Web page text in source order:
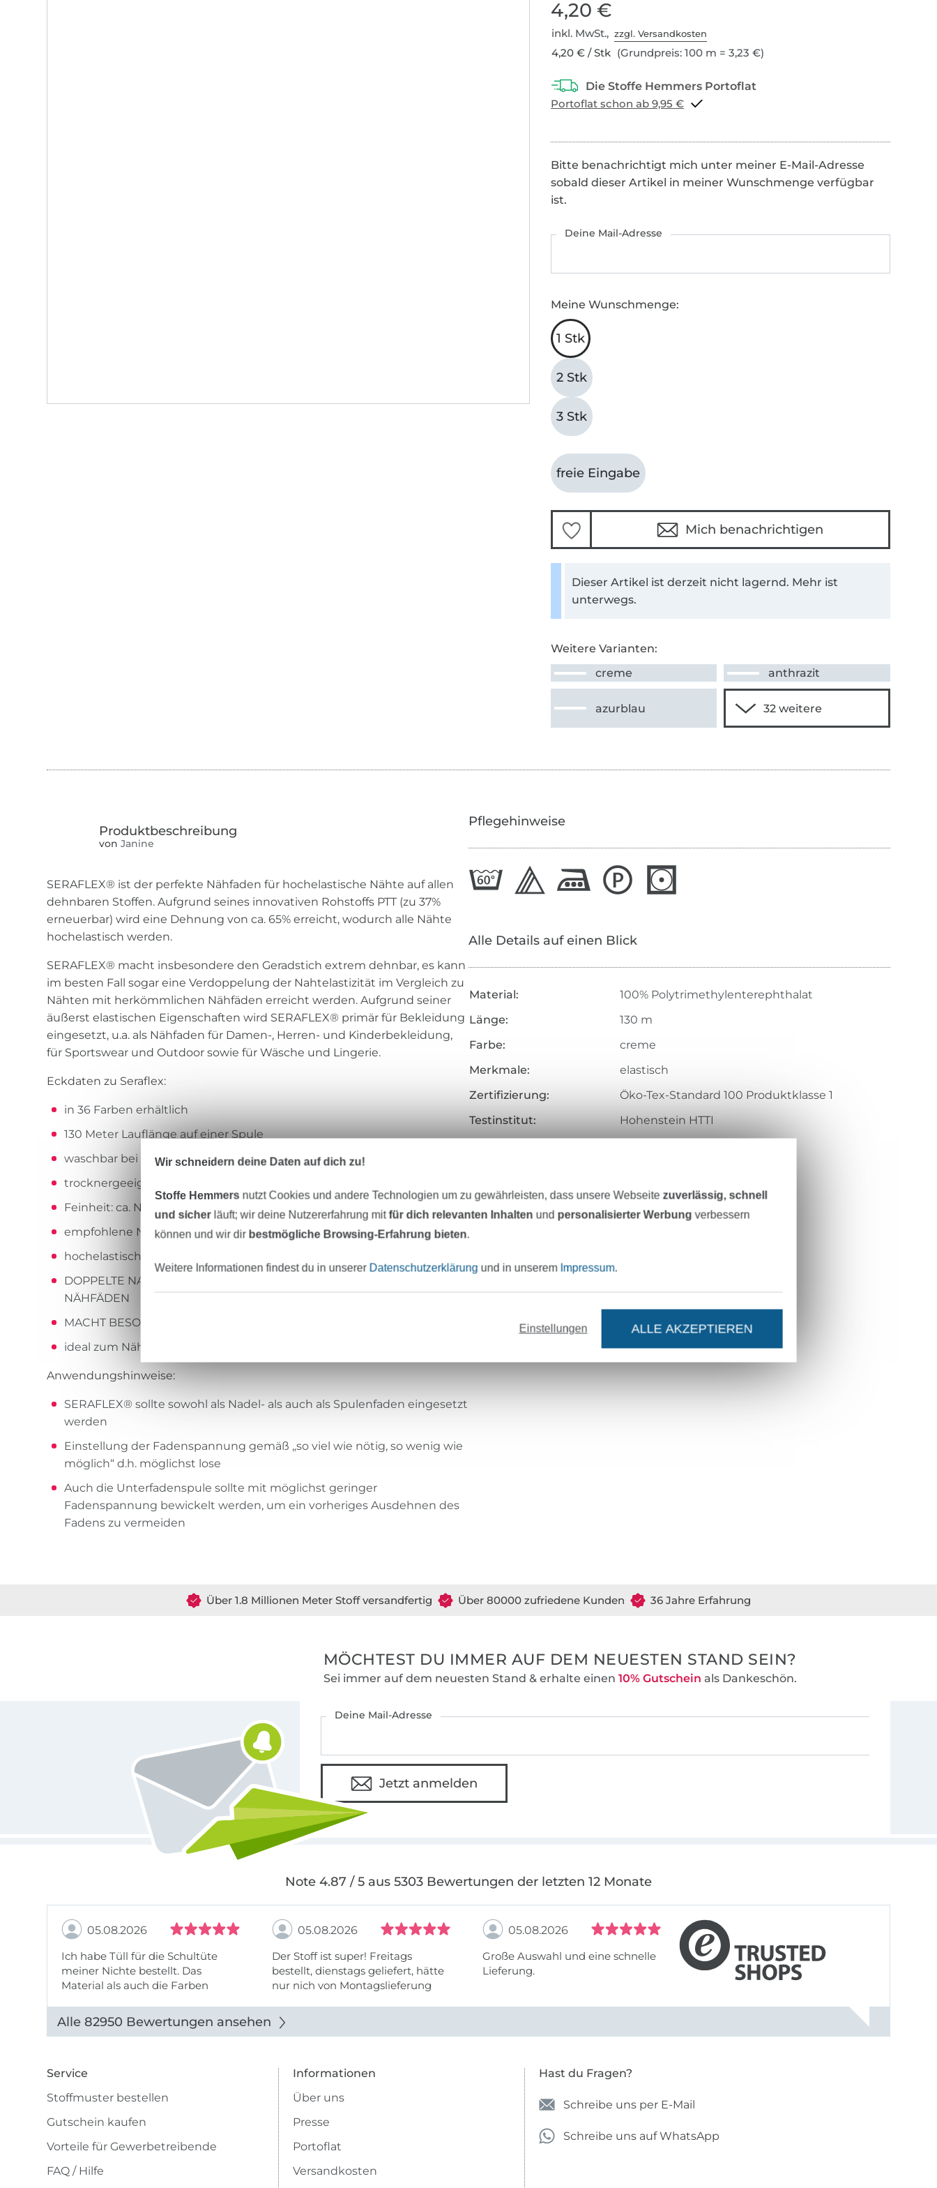
4,20 €
inkl. MwSt.,zzgl. Versandkosten
4,20 € / Stk (Grundpreis: 100 m = 3,23 €)
Portoflat schon ab 9,95 €
Bitte benachrichtigt mich unter meiner E-Mail-Adresse
sobald dieser Artikel in meiner Wunschmenge verfügbar
ist.
Deine Mail-Adresse
Meine Wunschmenge:
1 Stk
2 Stk
3 Stk
freie Eingabe
Mich benachrichtigen
Dieser Artikel ist derzeit nicht lagernd. Mehr ist
unterwegs.
Weitere Varianten:
creme
anthrazit
azurblau
von Janine
SERAFLEX® ist der perfekte Nähfaden für hochelastische Nähte auf allen
dehnbaren Stoffen. Aufgrund seines innovativen Rohstoffs PTT (zu 37%
erneuerbar) wird eine Dehnung von ca. 65% erreicht, wodurch alle Nähte
hochelastisch werden.
SERAFLEX® macht insbesondere den Geradstich extrem dehnbar, es kann
im besten Fall sogar eine Verdoppelung der Nahtelastizität im Vergleich zu
Nähten mit herkömmlichen Nähfäden erreicht werden. Aufgrund seiner
äußerst elastischen Eigenschaften wird SERAFLEX® primär für Bekleidung
eingesetzt, u.a. als Nähfaden für Damen-, Herren- und Kinderbekleidung,
für Sportswear und Outdoor sowie für Wäsche und Lingerie.
Eckdaten zu Seraflex:
in 36 Farben erhältlich
130 Meter Lauflänge auf einer Spule
waschbar bei 60 Grad
trocknergeeignet
Feinheit: ca. Nm 83/3 (dtex 120*3)
empfohlene Nadelstärke 70-80
hochelastisch (65% Dehnung)
DOPPELTE NAHTELASTIZITÄT IM VERGLEICH ZU HERKÖMMLICHEN
NÄHFÄDEN
MACHT BESONDERS DEN GERADSTICH EXTREM DEHNBAR
ideal zum Nähen, Quilten, Sticken und Overlocken
Anwendungshinweise:
SERAFLEX® sollte sowohl als Nadel- als auch als Spulenfaden eingesetzt
werden
Einstellung der Fadenspannung gemäß „so viel wie nötig, so wenig wie
möglich“ d.h. möglichst lose
Auch die Unterfadenspule sollte mit möglichst geringer
Fadenspannung bewickelt werden, um ein vorheriges Ausdehnen des
Fadens zu vermeiden
Pflegehinweise
Alle Details auf einen Blick
Material:
100% Polytrimethylenterephthalat
Länge:
130 m
Farbe:
creme
Merkmale:
elastisch
Zertifizierung:
Öko-Tex-Standard 100 Produktklasse 1
Testinstitut:
Hohenstein HTTI
Hersteller-Kontaktdaten
Über 1.8 Millionen Meter Stoff versandfertig Über 80000 zufriedene Kunden 36 Jahre Erfahrung
MÖCHTEST DU IMMER AUF DEM NEUESTEN STAND SEIN?
Sei immer auf dem neuesten Stand & erhalte einen 10% Gutschein als Dankeschön.
Deine Mail-Adresse
Jetzt anmelden
Note 4.87 / 5 aus 5303 Bewertungen der letzten 12 Monate
05.08.2026
Ich habe Tüll für die Schultüte
meiner Nichte bestellt. Das
Material als auch die Farben
Abbildung u sieht toll aus. Die
Lieferung erfolgte zügig u auch
05.08.2026
Der Stoff ist super! Freitags
bestellt, dienstags geliefert, hätte
nur nich von Montagslieferung
05.08.2026
Große Auswahl und eine schnelle
Lieferung.
Alle 82950 Bewertungen ansehen
Service
Stoffmuster bestellen
Gutschein kaufen
Vorteile für Gewerbetreibende
FAQ / Hilfe
Informationen
Über uns
Presse
Portoflat
Versandkosten
Hast du Fragen?
Schreibe uns per E-Mail
Schreibe uns auf WhatsApp
Wir schneidern deine Daten auf dich zu!
Stoffe Hemmers nutzt Cookies und andere Technologien um zu gewährleisten, dass unsere Webseitezuverlässig, schnell
und sicherläuft; wir deine Nutzererfahrung mitfür dich relevanten Inhalten und personalisierter Werbung verbessern
können und wir dir bestmögliche Browsing-Erfahrung bieten.
Weitere Informationen findest du in unserer Datenschutzerklärung und in unserem Impressum.
Einstellungen ALLE AKZEPTIEREN